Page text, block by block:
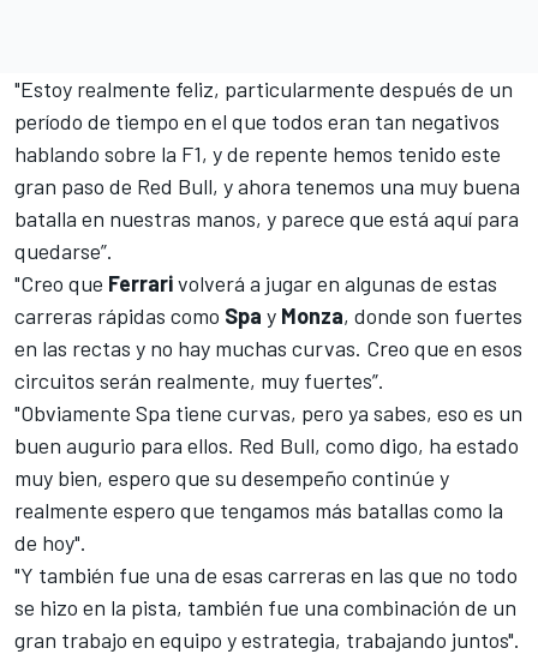
"Estoy realmente feliz, particularmente después de un
período de tiempo en el que todos eran tan negativos
hablando sobre la F1, y de repente hemos tenido este
gran paso de Red Bull, y ahora tenemos una muy buena
batalla en nuestras manos, y parece que está aquí para
quedarse”.
"Creo que Ferrarivolverá a jugar en algunas de estas
carreras rápidas como Spa y Monza, donde son fuertes
en las rectas y no hay muchas curvas. Creo que en esos
circuitos serán realmente, muy fuertes”.
"Obviamente Spa tiene curvas, pero ya sabes, eso es un
buen augurio para ellos. Red Bull, como digo, ha estado
muy bien, espero que su desempeño continúe y
realmente espero que tengamos más batallas como la
de hoy".
"Y también fue una de esas carreras en las que no todo
se hizo en la pista, también fue una combinación de un
gran trabajo en equipo y estrategia, trabajando juntos".